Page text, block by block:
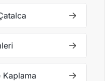
Kaplama